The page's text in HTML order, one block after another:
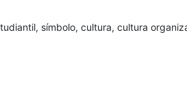
símbolo, cultura, cultura